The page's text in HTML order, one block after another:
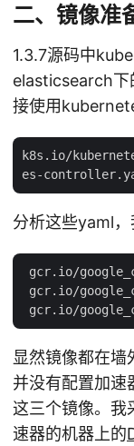
二、镜像准
1.3.7源码中
elasticsearch
接使用
k8s.io/
分析这些yaml，
gcr.io/
gcr.io/
显然镜像都在
并没有配置加速
这三个镜像。我
速器的机器上的